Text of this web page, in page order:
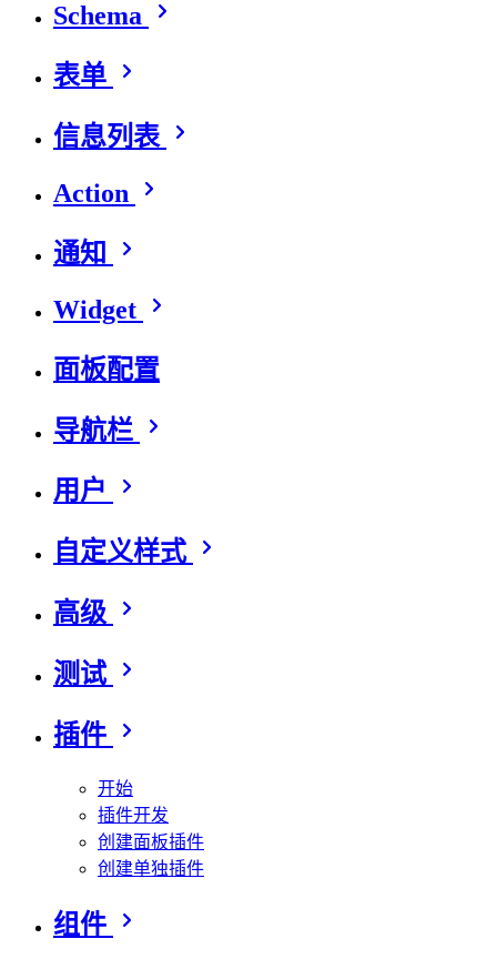
Schema
表单
信息列表
Action
通知
Widget
面板配置
导航栏
用户
自定义样式
高级
测试
插件
开始
插件开发
创建面板插件
创建单独插件
组件